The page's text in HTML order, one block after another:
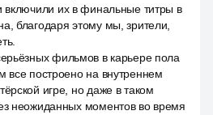
включили их в финальные титры в
благодаря этому мы, зрители,
фильмов в карьере пола
все построено на внутреннем
игре, но даже в таком
неожиданных моментов во время